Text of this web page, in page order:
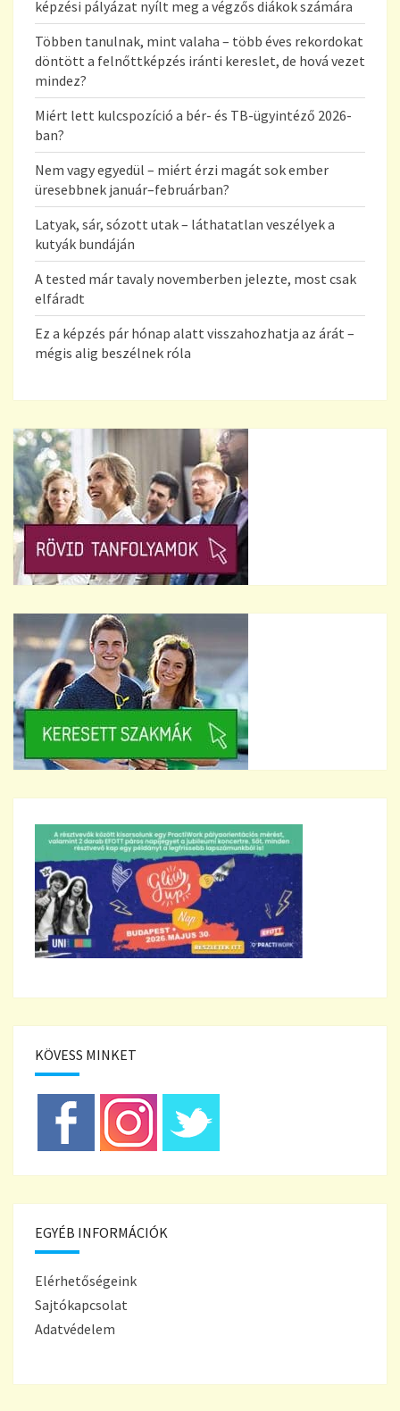
képzési pályázat nyílt meg a végzős diákok számára
Többen tanulnak, mint valaha – több éves rekordokat
döntött a felnőttképzés iránti kereslet, de hová vezet
mindez?
Miért lett kulcspozíció a bér- és TB-ügyintéző 2026-
ban?
Nem vagy egyedül – miért érzi magát sok ember
üresebbnek január–februárban?
Latyak, sár, sózott utak – láthatatlan veszélyek a
kutyák bundáján
A tested már tavaly novemberben jelezte, most csak
elfáradt
Ez a képzés pár hónap alatt visszahozhatja az árát –
mégis alig beszélnek róla
KÖVESS MINKET
EGYÉB INFORMÁCIÓK
Elérhetőségeink
Sajtókapcsolat
Adatvédelem